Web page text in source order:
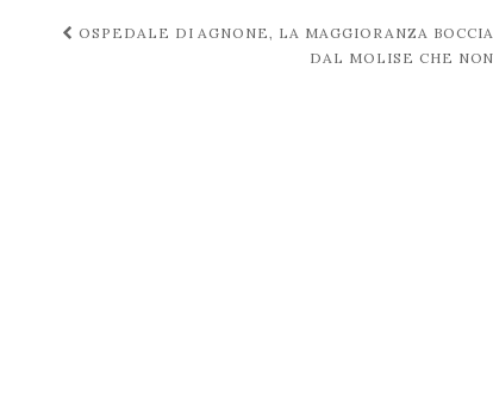
Navigazione
OSPEDALE DI AGNONE, LA MAGGIORANZA
DAL MOLISE CHE